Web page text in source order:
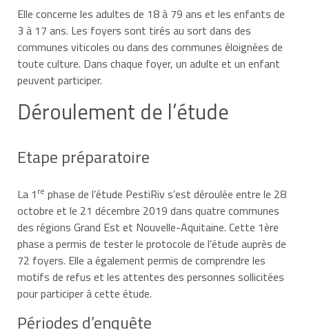
Elle concerne les adultes de 18 à 79 ans et les enfants de
3 à 17 ans. Les foyers sont tirés au sort dans des
communes viticoles ou dans des communes éloignées de
toute culture. Dans chaque foyer, un adulte et un enfant
peuvent participer.
Déroulement de l’étude
Etape préparatoire
La 1 re phase de l’étude PestiRiv s’est déroulée entre le 28
octobre et le 21 décembre 2019 dans quatre communes
des régions Grand Est et Nouvelle-Aquitaine. Cette 1ère
phase a permis de tester le protocole de l’étude auprès de
72 foyers. Elle a également permis de comprendre les
motifs de refus et les attentes des personnes sollicitées
pour participer à cette étude.
Périodes d’enquête